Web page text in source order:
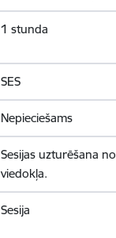
1 stunda
SES
Nepieciešams
Sesijas uzturēšana
viedokļa.
Sesija